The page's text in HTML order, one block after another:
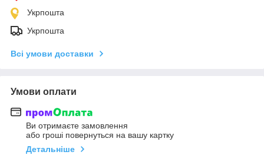
Укрпошта
Укрпошта
Всі умови доставки
Умови оплати
Ви отримаєте замовлення
або гроші повернуться на вашу картку
Детальніше